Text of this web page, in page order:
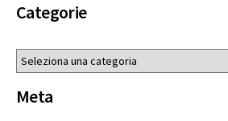
Categorie
Categorie
Meta